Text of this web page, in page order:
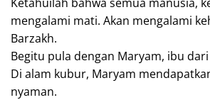
mengalami mati. Akan mengalami
Barzakh.
Begitu pula dengan Maryam, ibu dari
Di alam kubur, Maryam
nyaman.